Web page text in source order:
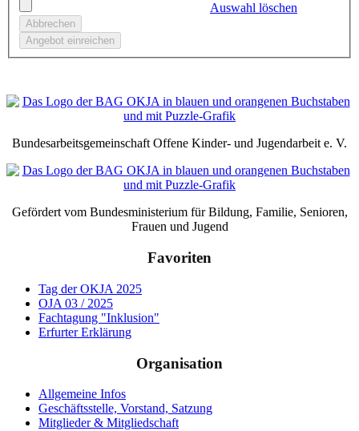
Auswahl löschen
Bundesarbeitsgemeinschaft Offene Kinder- und Jugendarbeit e. V.
Gefördert vom Bundesministerium für Bildung, Familie, Senioren,
Frauen und Jugend
Favoriten
Tag der OKJA 2025
OJA 03 / 2025
Fachtagung "Inklusion"
Erfurter Erklärung
Organisation
Allgemeine Infos
Geschäftsstelle, Vorstand, Satzung
Mitglieder & Mitgliedschaft